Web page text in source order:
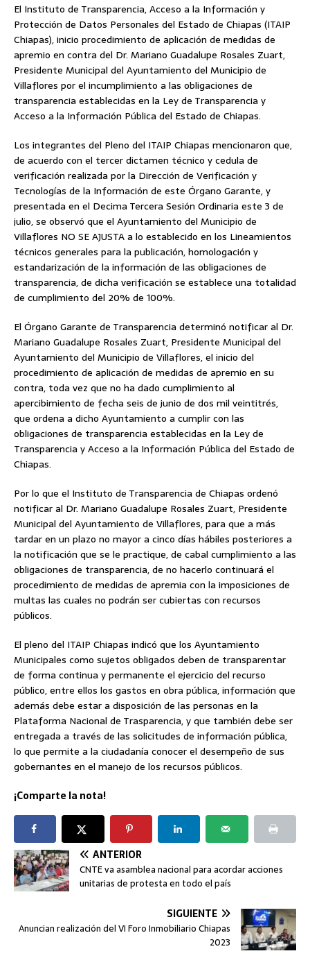
El Instituto de Transparencia, Acceso a la Información y
Protección de Datos Personales del Estado de Chiapas (ITAIP
Chiapas), inicio procedimiento de aplicación de medidas de
apremio en contra del Dr. Mariano Guadalupe Rosales Zuart,
Presidente Municipal del Ayuntamiento del Municipio de
Villaflores por el incumplimiento a las obligaciones de
transparencia establecidas en la Ley de Transparencia y
Acceso a la Información Pública del Estado de Chiapas.
Los integrantes del Pleno del ITAIP Chiapas mencionaron que,
de acuerdo con el tercer dictamen técnico y cedula de
verificación realizada por la Dirección de Verificación y
Tecnologías de la Información de este Órgano Garante, y
presentada en el Decima Tercera Sesión Ordinaria este 3 de
julio, se observó que el Ayuntamiento del Municipio de
Villaflores NO SE AJUSTA a lo establecido en los Lineamientos
técnicos generales para la publicación, homologación y
estandarización de la información de las obligaciones de
transparencia, de dicha verificación se establece una totalidad
de cumplimiento del 20% de 100%.
El Órgano Garante de Transparencia determinó notificar al Dr.
Mariano Guadalupe Rosales Zuart, Presidente Municipal del
Ayuntamiento del Municipio de Villaflores, el inicio del
procedimiento de aplicación de medidas de apremio en su
contra, toda vez que no ha dado cumplimiento al
apercibimiento de fecha seis de junio de dos mil veintitrés,
que ordena a dicho Ayuntamiento a cumplir con las
obligaciones de transparencia establecidas en la Ley de
Transparencia y Acceso a la Información Pública del Estado de
Chiapas.
Por lo que el Instituto de Transparencia de Chiapas ordenó
notificar al Dr. Mariano Guadalupe Rosales Zuart, Presidente
Municipal del Ayuntamiento de Villaflores, para que a más
tardar en un plazo no mayor a cinco días hábiles posteriores a
la notificación que se le practique, de cabal cumplimiento a las
obligaciones de transparencia, de no hacerlo continuará el
procedimiento de medidas de apremia con la imposiciones de
multas las cuales no podrán ser cubiertas con recursos
públicos.
El pleno del ITAIP Chiapas indicó que los Ayuntamiento
Municipales como sujetos obligados deben de transparentar
de forma continua y permanente el ejercicio del recurso
público, entre ellos los gastos en obra pública, información que
además debe estar a disposición de las personas en la
Plataforma Nacional de Trasparencia, y que también debe ser
entregada a través de las solicitudes de información pública,
lo que permite a la ciudadanía conocer el desempeño de sus
gobernantes en el manejo de los recursos públicos.
¡Comparte la nota!
ANTERIOR
CNTE va asamblea nacional para acordar acciones
unitarias de protesta en todo el país
SIGUIENTE
Anuncian realización del VI Foro Inmobiliario Chiapas
2023